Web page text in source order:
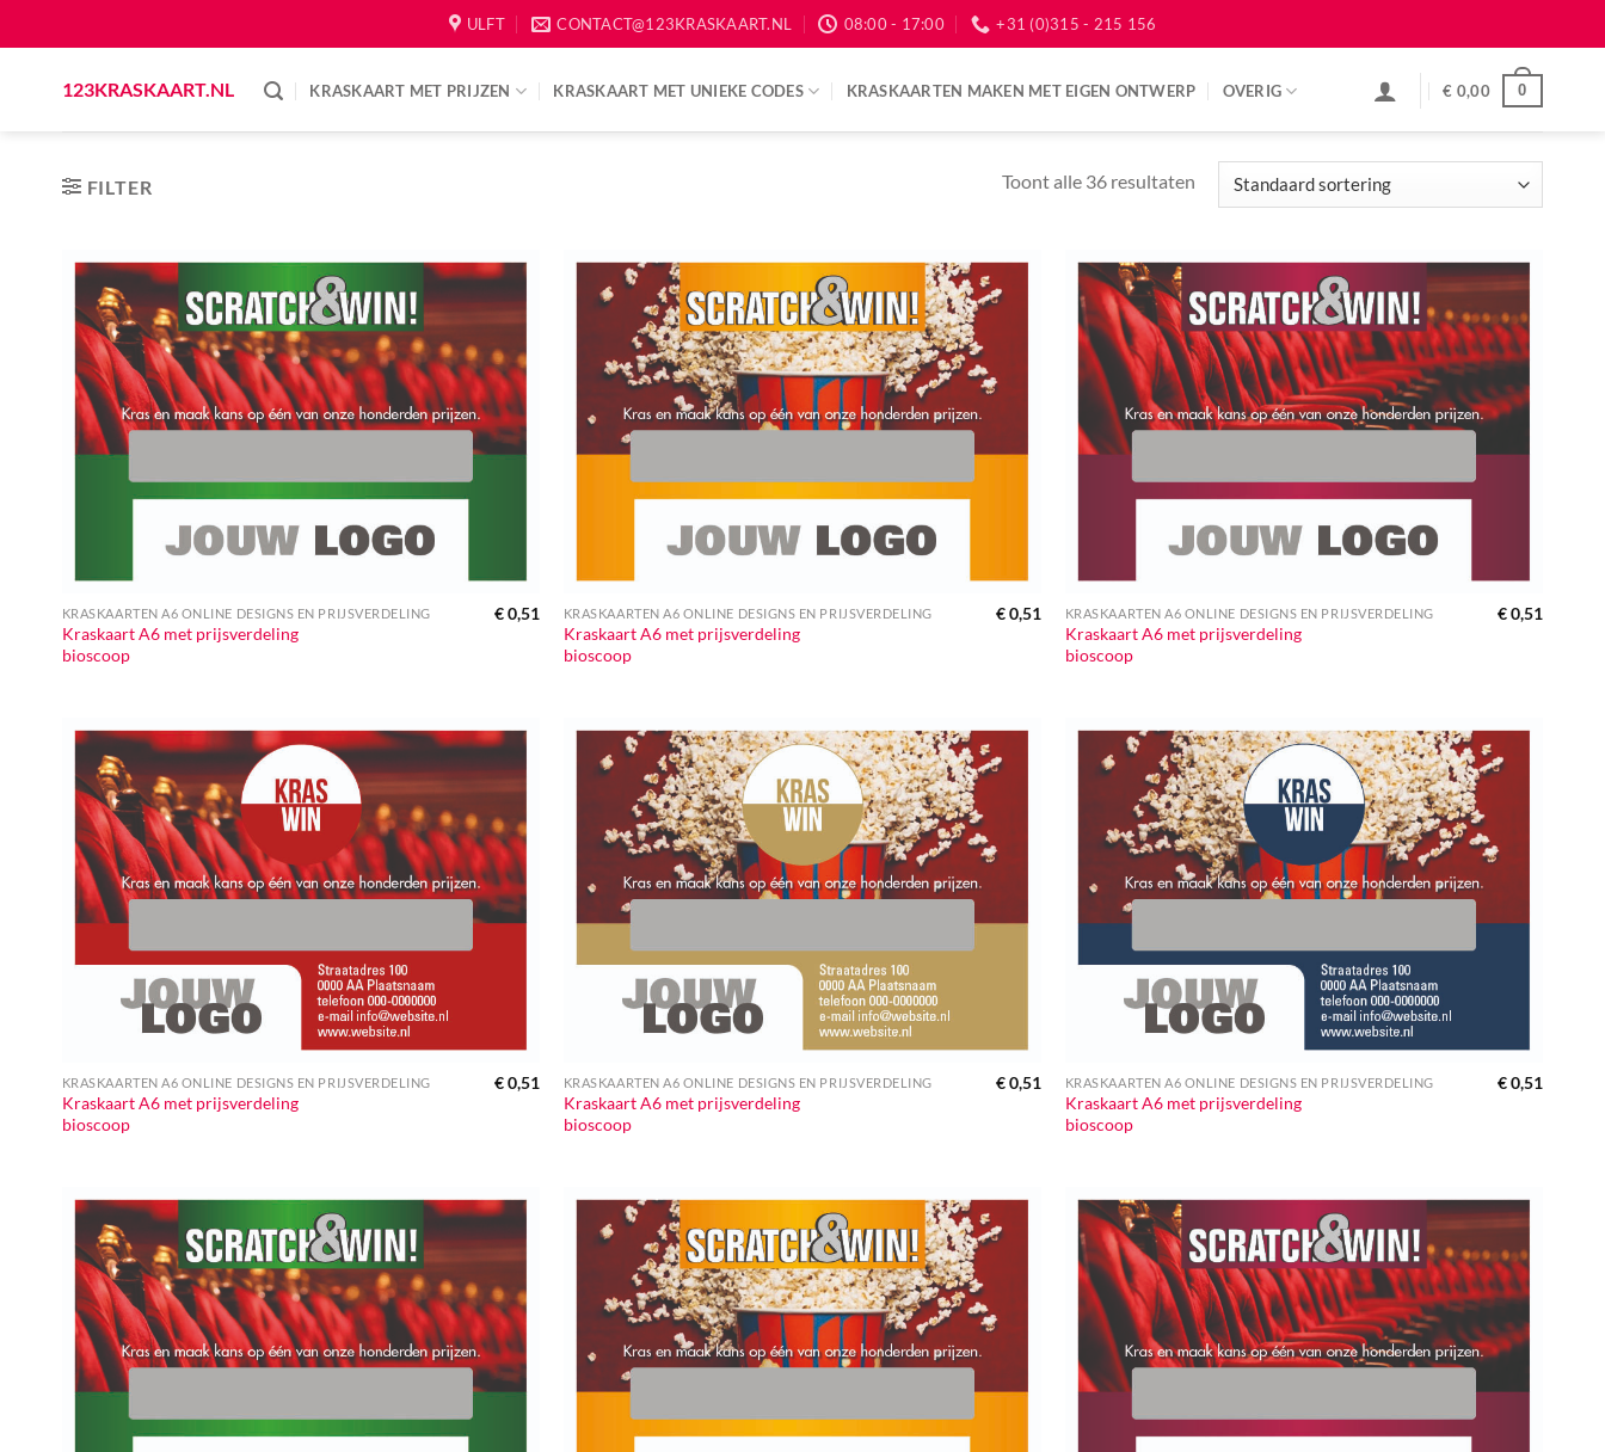
to
ULFT CONTACT@123KRASKAART.NL 08:00 - 17:00 +31 (0)315 - 215 156
123KRASKAART.NL KRASKAART MET PRIJZEN KRASKAART MET UNIEKE CODES KRASKAARTEN MAKEN MET EIGEN ONTWERP OVERIG € 0,00 0
FILTER Toont alle 36 resultaten
KRASKAARTEN A6 ONLINE DESIGNS EN PRIJSVERDELING
Kraskaart A6 met prijsverdeling
bioscoop
€0,51 KRASKAARTEN A6 ONLINE DESIGNS EN PRIJSVERDELING
Kraskaart A6 met prijsverdeling
bioscoop
€0,51 KRASKAARTEN A6 ONLINE DESIGNS EN PRIJSVERDELING
Kraskaart A6 met prijsverdeling
bioscoop
€0,51
KRASKAARTEN A6 ONLINE DESIGNS EN PRIJSVERDELING
Kraskaart A6 met prijsverdeling
bioscoop
€0,51 KRASKAARTEN A6 ONLINE DESIGNS EN PRIJSVERDELING
Kraskaart A6 met prijsverdeling
bioscoop
€0,51 KRASKAARTEN A6 ONLINE DESIGNS EN PRIJSVERDELING
Kraskaart A6 met prijsverdeling
bioscoop
€0,51